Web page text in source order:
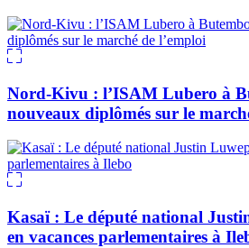
Nord-Kivu : l’ISAM Lubero à
nouveaux diplômés sur le
Kasaï : Le député national
en vacances parlementaires à